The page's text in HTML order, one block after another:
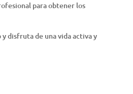
para obtener los
y disfruta de una vida activa y